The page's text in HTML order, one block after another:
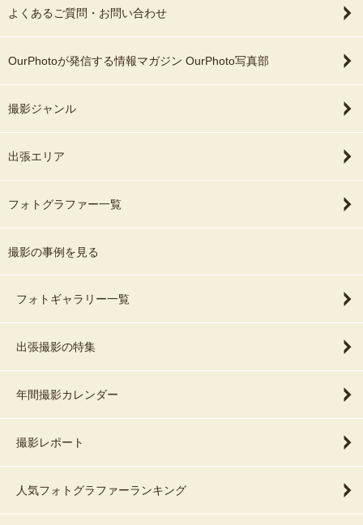
よくあるご質問・お問い合わせ
OurPhotoが発信する情報マガジン OurPhoto写真部
撮影ジャンル
出張エリア
フォトグラファー一覧
撮影の事例を見る
フォトギャラリー一覧
出張撮影の特集
年間撮影カレンダー
撮影レポート
人気フォトグラファーランキング